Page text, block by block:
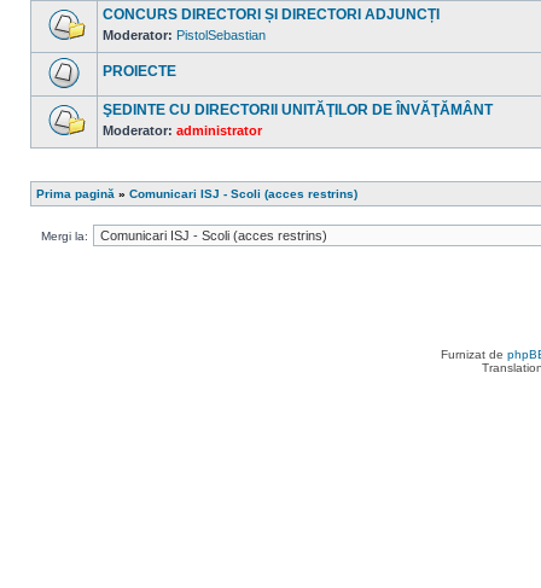
sunt
mesaje
necitite
mesaje
CONCURS DIRECTORI ȘI DIRECTORI ADJUNCȚI
Moderator: PistolSebastian
Nu
sunt
mesaje
necitite
PROIECTE
necitite
ŞEDINTE CU DIRECTORII UNITĂŢILOR DE ÎNVĂŢĂMÂNT
Moderator: administrator
Prima pagină » Comunicari ISJ - Scoli (acces restrins)
Mergi la:
Furnizat de